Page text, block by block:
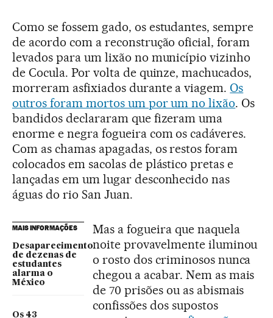
Como se fossem gado, os estudantes, sempre
de acordo com a reconstrução oficial, foram
levados para um lixão no município vizinho
de Cocula. Por volta de quinze, machucados,
morreram asfixiados durante a viagem. Os
outros foram mortos um por um no lixão. Os
bandidos declararam que fizeram uma
enorme e negra fogueira com os cadáveres.
Com as chamas apagadas, os restos foram
colocados em sacolas de plástico pretas e
lançadas em um lugar desconhecido nas
águas do rio San Juan.
MAIS INFORMAÇÕES
Desaparecimento
de dezenas de
estudantes
alarma o
México
Os 43
Mas a fogueira que naquela
noite provavelmente iluminou
o rosto dos criminosos nunca
chegou a acabar. Nem as mais
de 70 prisões ou as abismais
confissões dos supostos